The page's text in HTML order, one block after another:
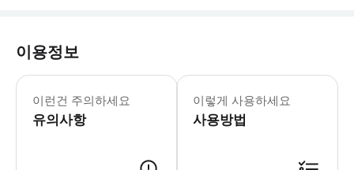
이용정보
이런건 주의하세요
유의사항
4세부터 8세까지의 어린이를 대상으
이렇게 사용하세요
사용방법